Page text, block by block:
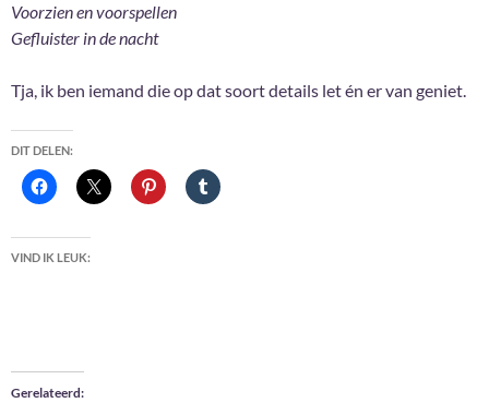
Voorzien en voorspellen
Gefluister in de nacht
Tja, ik ben iemand die op dat soort details let én er van geniet.
DIT DELEN:
VIND IK LEUK:
Gerelateerd